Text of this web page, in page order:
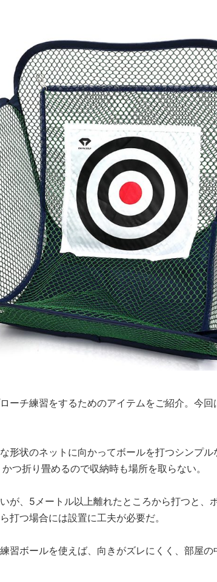
ーチ練習をするためのアイテムをご紹介。今
形状のネットに向かってボールを打つシンプ
つ折り畳めるので収納時も場所を取らない。
が、5メートル以上離れたところから打つと、
打つ場合には設置に工夫が必要だ。
習ボールを使えば、向きがズレにくく、部屋